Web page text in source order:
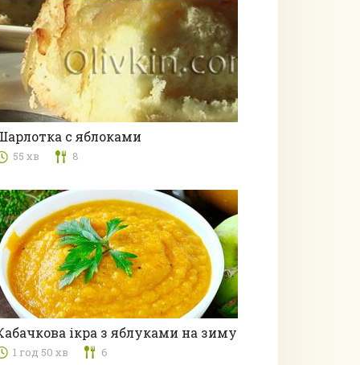
Випічка
с яблоками
55 хв 8
Консервація
ікра з яблуками на зиму
1 год 50 хв 6